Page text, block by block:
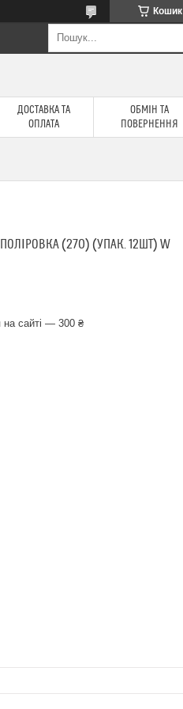
Кошик
ДОСТАВКА ТА
ОПЛАТА
ОБМІН ТА
ПОВЕРНЕННЯ
(270) (УПАК. 12ШТ) W
на сайті — 300 ₴